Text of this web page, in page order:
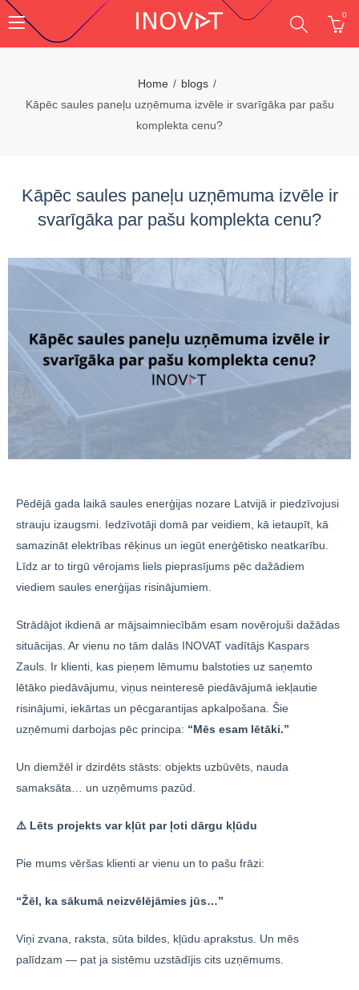
0
Home
blogs
Kāpēc saules paneļu uzņēmuma izvēle ir svarīgāka par pašu
komplekta cenu?
Kāpēc saules paneļu uzņēmuma izvēle ir
svarīgāka par pašu komplekta cenu?
Pēdējā gada laikā saules enerģijas nozare Latvijā ir piedzīvojusi
strauju izaugsmi. Iedzīvotāji domā par veidiem, kā ietaupīt, kā
samazināt elektrības rēķinus un iegūt enerģētisko neatkarību.
Līdz ar to tirgū vērojams liels pieprasījums pēc dažādiem
viediem saules enerģijas risinājumiem.
Strādājot ikdienā ar mājsaimniecībām esam novērojuši dažādas
situācijas. Ar vienu no tām dalās INOVAT vadītājs Kaspars
Zauls. Ir klienti, kas pieņem lēmumu balstoties uz saņemto
lētāko piedāvājumu, viņus neinteresē piedāvājumā iekļautie
risinājumi, iekārtas un pēcgarantijas apkalpošana. Šie
uzņēmumi darbojas pēc principa: “Mēs esam lētāki.”
Un diemžēl ir dzirdēts stāsts: objekts uzbūvēts, nauda
samaksāta… un uzņēmums pazūd.
⚠️ Lēts projekts var kļūt par ļoti dārgu kļūdu
Pie mums vēršas klienti ar vienu un to pašu frāzi:
“Žēl, ka sākumā neizvēlējāmies jūs…”
Viņi zvana, raksta, sūta bildes, kļūdu aprakstus. Un mēs
palīdzam — pat ja sistēmu uzstādījis cits uzņēmums.